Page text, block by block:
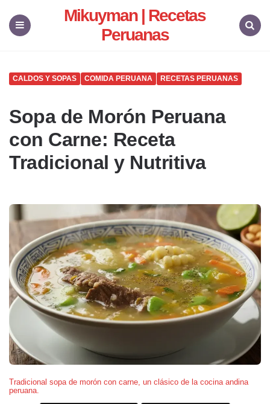
Mikuyman | Recetas
Peruanas
Tradicional sopa de morón con carne, un clásico de la cocina andina
peruana.
CALDOS Y SOPAS COMIDA PERUANA RECETAS PERUANAS
Sopa de Morón Peruana
con Carne: Receta
Tradicional y Nutritiva